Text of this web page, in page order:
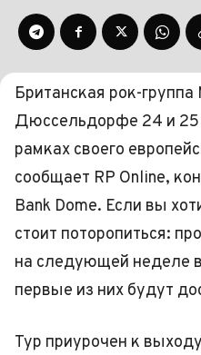
Британская рок-
Дюссельдорфе 24 и 25
рамках своего
сообщает RP Online,
Bank Dome. Если вы
стоит поторопиться:
на следующей неделе
первые из них будут
Тур приурочен к